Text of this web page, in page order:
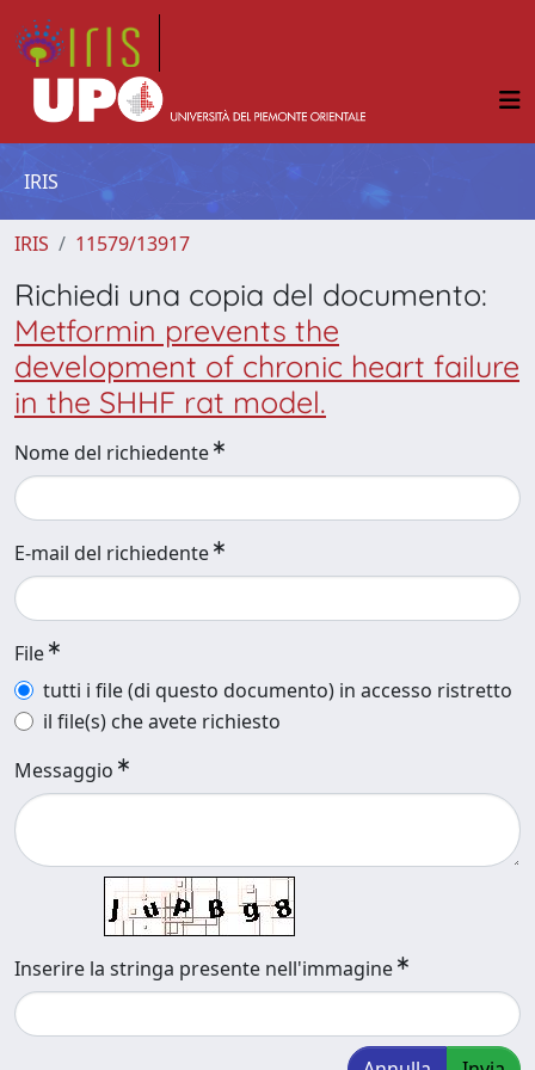
IRIS
IRIS 11579/13917
Richiedi una copia del documento:
Metformin prevents the
development of chronic heart failure
in the SHHF rat model.
Nome del richiedente
E-mail del richiedente
File
tutti i file (di questo documento) in accesso ristretto
il file(s) che avete richiesto
Messaggio
Inserire la stringa presente nell'immagine